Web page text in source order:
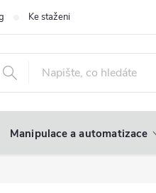
Ke stažení
Manipulace a automatizace